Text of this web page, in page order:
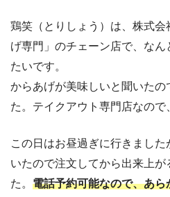
鶏笑（とりしょう）は、株式
げ専門」のチェーン店で、な
たいです。
からあげが美味しいと聞いた
た。テイクアウト専門店なので
この日はお昼過ぎに行きまし
いたので注文してから出来上
た。 電話予約可能なので、あ